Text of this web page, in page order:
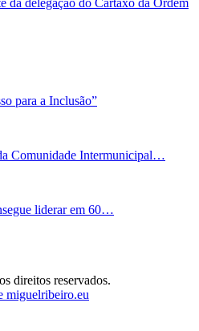
para a Inclusão”
Comunidade Intermunicipal…
liderar em 60…
direitos reservados.
miguelribeiro.eu